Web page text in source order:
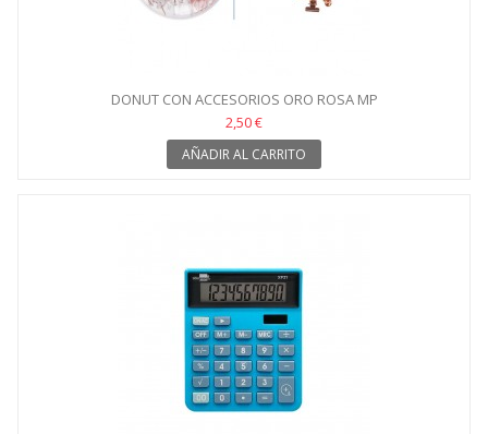
DONUT CON ACCESORIOS ORO ROSA MP
2,50 €
AÑADIR AL CARRITO